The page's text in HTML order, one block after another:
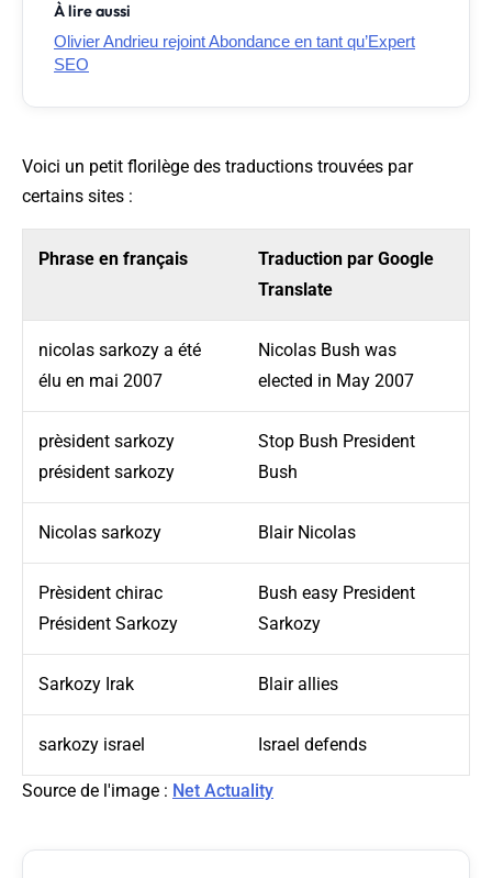
À lire aussi
Olivier Andrieu rejoint Abondance en tant qu’Expert
SEO
Voici un petit florilège des traductions trouvées par
certains sites :
Phrase en français
Traduction par Google
Translate
nicolas sarkozy a été
élu en mai 2007
Nicolas Bush was
elected in May 2007
prèsident sarkozy
président sarkozy
Stop Bush President
Bush
Nicolas sarkozy Blair Nicolas
Prèsident chirac
Président Sarkozy
Bush easy President
Sarkozy
Sarkozy Irak Blair allies
sarkozy israel Israel defends
Source de l'image : Net Actuality